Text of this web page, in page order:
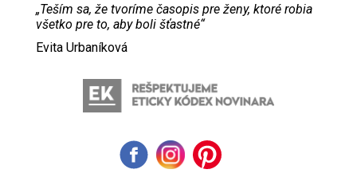
„Teším sa, že tvoríme časopis pre ženy, ktoré robia
všetko pre to, aby boli šťastné“
Evita Urbaníková